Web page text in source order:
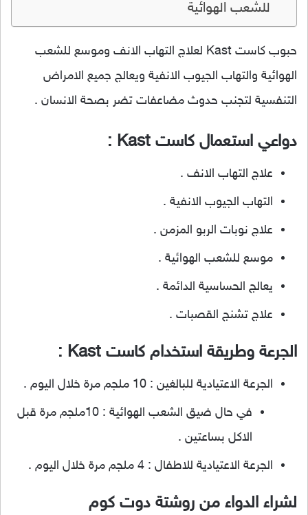
للشعب الهوائية
حبوب كاست Kast لعلاج التهاب الانف وموسع للشعب
الهوائية والتهاب الجيوب الانفية ويعالج جميع الامراض
التنفسية لتجنب حدوث مضاعفات تضر بصحة الانسان .
دواعي استعمال كاست Kast :
علاج التهاب الانف .
التهاب الجيوب الانفية .
علاج نوبات الربو المزمن .
موسع للشعب الهوائية .
يعالج الحساسية الدائمة .
علاج تشنج القصبات .
الجرعة وطريقة استخدام كاست Kast :
الجرعة الاعتيادية للبالغين : 10 ملجم مرة خلال اليوم .
في حال ضيق الشعب الهوائية : 10ملجم مرة قبل
الاكل بساعتين .
الجرعة الاعتيادية للاطفال : 4 ملجم مرة خلال اليوم .
لشراء الدواء من روشتة دوت كوم